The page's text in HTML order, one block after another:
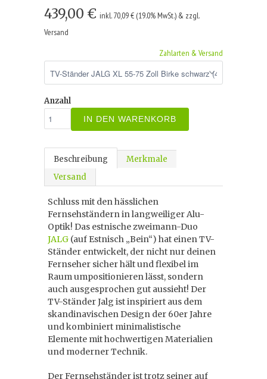
439,00 € inkl. 70,09 € (19.0% MwSt.) & zzgl.
Versand
Zahlarten & Versand
Anzahl
IN DEN WARENKORB
Beschreibung
Merkmale
Versand
Schluss mit den hässlichen
Fernsehständern in langweiliger Alu-
Optik! Das estnische zweimann-Duo
JALG (auf Estnisch „Bein“) hat einen TV-
Ständer entwickelt, der nicht nur deinen
Fernseher sicher hält und flexibel im
Raum umpositionieren lässt, sondern
auch ausgesprochen gut aussieht! Der
TV-Ständer Jalg ist inspiriert aus dem
skandinavischen Design der 60er Jahre
und kombiniert minimalistische
Elemente mit hochwertigen Materialien
und moderner Technik.
Der Fernsehständer ist trotz seiner auf